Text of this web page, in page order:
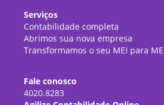
Serviços
Contabilidade completa
Abrimos sua nova empresa
Transformamos o seu MEI para ME
Fale conosco
4020.8283